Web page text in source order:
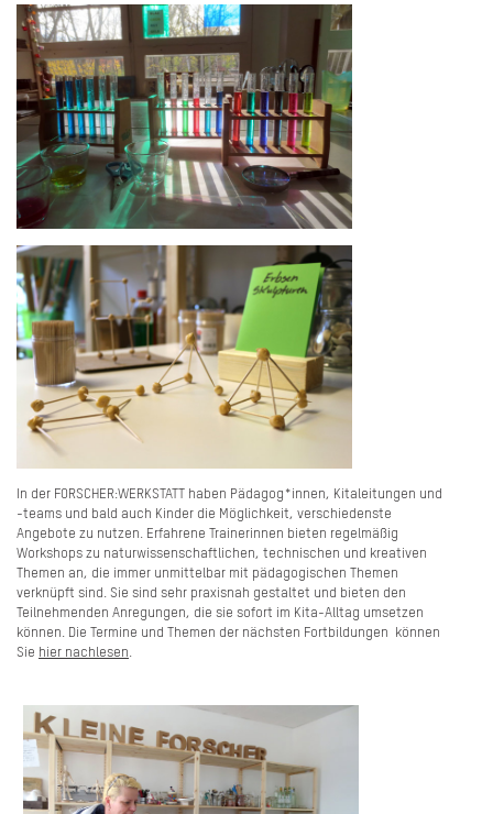
In der FORSCHER:WERKSTATT haben Pädagog*innen, Kitaleitungen und
-teams und bald auch Kinder die Möglichkeit, verschiedenste
Angebote zu nutzen. Erfahrene Trainerinnen bieten regelmäßig
Workshops zu naturwissenschaftlichen, technischen und kreativen
Themen an, die immer unmittelbar mit pädagogischen Themen
verknüpft sind. Sie sind sehr praxisnah gestaltet und bieten den
Teilnehmenden Anregungen, die sie sofort im Kita-Alltag umsetzen
können. Die Termine und Themen der nächsten Fortbildungen können
Sie hier nachlesen.